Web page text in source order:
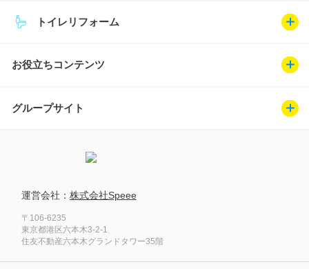
トイレリフォーム
お役立ちコンテンツ
グループサイト
運営会社： 株式会社Speee
〒106-6235
東京都港区六本木3-2-1
住友不動産六本木グランドタワー35階